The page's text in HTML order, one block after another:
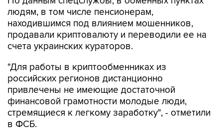
людям, в том числе пенсионерам,
находившимся под влиянием мошенников,
продавали криптовалюту и переводили ее на
счета украинских кураторов.
"Для работы в криптообменниках из
российских регионов дистанционно
привлечены не имеющие достаточной
финансовой грамотности молодые люди,
стремящиеся к легкому заработку", - отметили
в ФСБ.